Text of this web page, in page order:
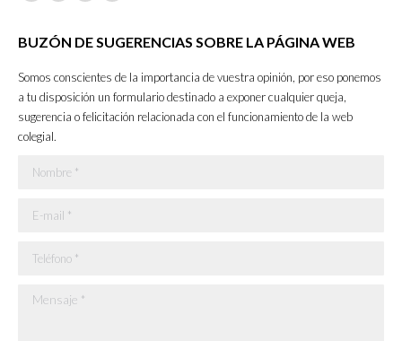
opens
new
window
opens
new
window
opens
new
window
opens
in
new
window
BUZÓN DE SUGERENCIAS SOBRE LA PÁGINA WEB
Somos conscientes de la importancia de vuestra opinión, por eso ponemos
a tu disposición un formulario destinado a exponer cualquier queja,
sugerencia o felicitación relacionada con el funcionamiento de la web
colegial.
Nombre *
E-mail *
Teléfono *
Mensaje *